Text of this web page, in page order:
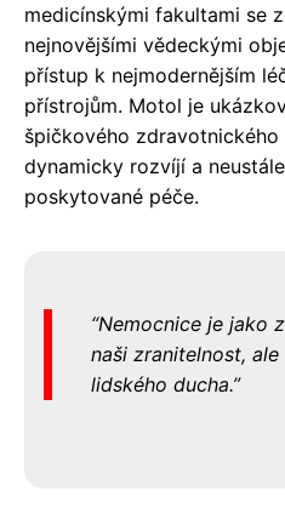
medicínskými fakultami se
nejnovějšími vědeckými
přístup k nejmodernějším
přístrojům. Motol je
špičkového zdravotnického
dynamicky rozvíjí a
poskytované péče.
Nemocnice je jako
naši zranitelnost,
lidského ducha.